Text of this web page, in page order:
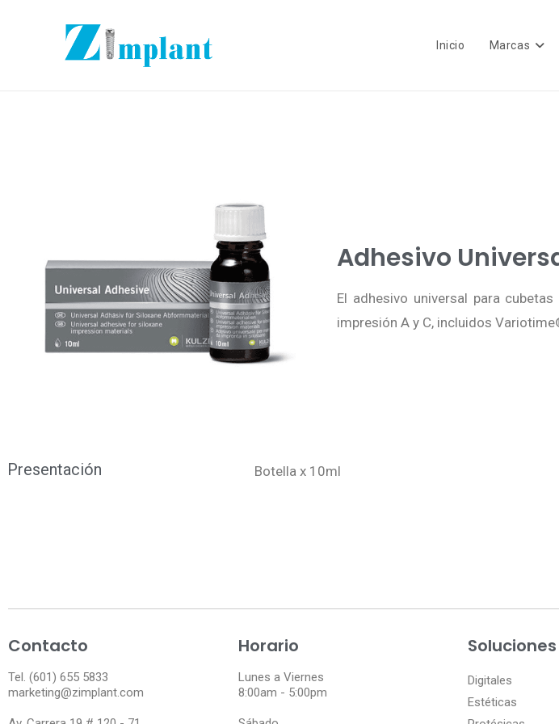
Inicio Marcas
Adhesivo
El adhesivo universal para
impresión A y C, incluidos
Presentación Botella x 10ml
Contacto
Tel. (601) 655 5833
marketing@zimplant.com
Horario
Lunes a Viernes
8:00am - 5:00pm
Soluciones
Digitales
Estéticas